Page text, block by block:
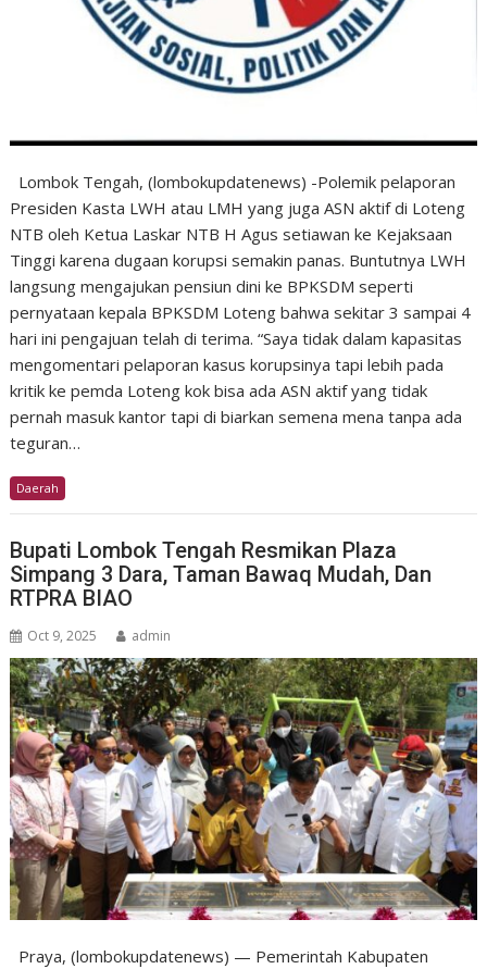
Lombok Tengah, (lombokupdatenews) -Polemik pelaporan
Presiden Kasta LWH atau LMH yang juga ASN aktif di Loteng
NTB oleh Ketua Laskar NTB H Agus setiawan ke Kejaksaan
Tinggi karena dugaan korupsi semakin panas. Buntutnya LWH
langsung mengajukan pensiun dini ke BPKSDM seperti
pernyataan kepala BPKSDM Loteng bahwa sekitar 3 sampai 4
hari ini pengajuan telah di terima. “Saya tidak dalam kapasitas
mengomentari pelaporan kasus korupsinya tapi lebih pada
kritik ke pemda Loteng kok bisa ada ASN aktif yang tidak
pernah masuk kantor tapi di biarkan semena mena tanpa ada
teguran…
Daerah
Bupati Lombok Tengah Resmikan Plaza
Simpang 3 Dara, Taman Bawaq Mudah, Dan
RTPRA BIAO
Oct 9, 2025 admin
Praya, (lombokupdatenews) — Pemerintah Kabupaten